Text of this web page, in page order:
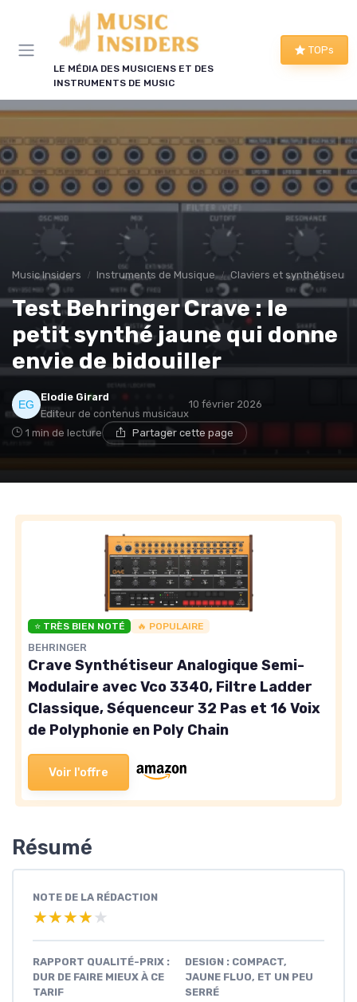
LE MÉDIA DES MUSICIENS ET DES
INSTRUMENTS DE MUSIC
TOPs
Music Insiders Instruments de Musique Claviers et synthétiseurs
Test Behringer Crave : le
petit synthé jaune qui donne
envie de bidouiller
Elodie Girard
Editeur de contenus musicaux
10 février 2026
1 min de lecture Partager cette page
⭐ TRÈS BIEN NOTÉ 🔥 POPULAIRE
BEHRINGER
Crave Synthétiseur Analogique Semi-
Modulaire avec Vco 3340, Filtre Ladder
Classique, Séquenceur 32 Pas et 16 Voix
de Polyphonie en Poly Chain
Voir l'offre
Résumé
NOTE DE LA RÉDACTION
★★★★★
★★★★★
RAPPORT QUALITÉ-PRIX :
DUR DE FAIRE MIEUX À CE
TARIF
DESIGN : COMPACT,
JAUNE FLUO, ET UN PEU
SERRÉ
Panneau de gestion des cookies